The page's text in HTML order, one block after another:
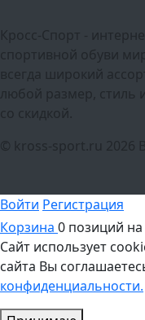
Кросс-Спорт -
спортивной обуви
всегда широкий
любой размер, стиль
со скидкой.
© kross-sport.ru
2026
Войти Регистрация
Корзина 0 позиций
Сайт использует
сайта Вы
конфиденциальности.